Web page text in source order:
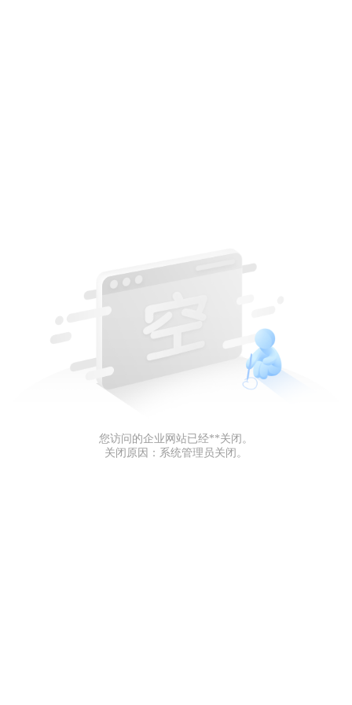
您访问的企业网站已经**关闭。
关闭原因：系统管理员关闭。